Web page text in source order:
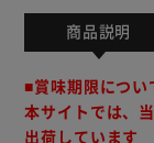
商品説明
■賞味期限につい
本サイトでは、
出荷しています